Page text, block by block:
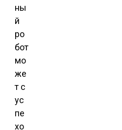
ны
й
ро
бот
мо
же
т с
ус
пе
хо